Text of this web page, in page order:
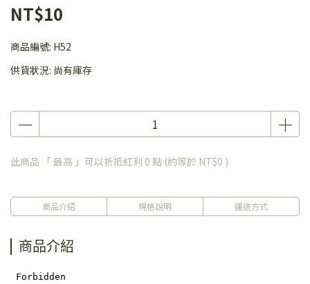
NT$10
商品編號: H52
供貨狀況: 尚有庫存
此商品 「 最高 」可以折抵紅利 0 點 (約等於 NT$0 )
商品介紹 規格說明 運送方式
商品介紹